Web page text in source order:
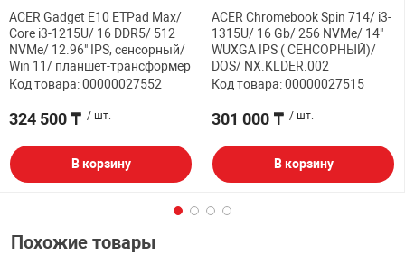
ACER Gadget E10 ETPad Max/
Core i3-1215U/ 16 DDR5/ 512
NVMe/ 12.96" IPS, сенсорный/
Win 11/ планшет-трансформер
Код товара: 00000027552
324 500 ₸ / шт.
В корзину
ACER Chromebook Spin 714/ i3-
1315U/ 16 Gb/ 256 NVMe/ 14"
WUXGA IPS ( СЕНСОРНЫЙ)/
DOS/ NX.KLDER.002
Код товара: 00000027515
301 000 ₸ / шт.
В корзину
Похожие товары